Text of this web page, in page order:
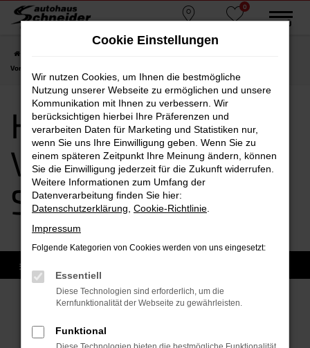
Zum
0
MENÜ
Vorführwagen Straubing
Hyundai TUCSON
Vorführwagen
Straubing
Fehler: Network Error
Cookie Einstellungen
Wir nutzen Cookies, um Ihnen die bestmögliche
Nutzung unserer Webseite zu ermöglichen und unsere
Kommunikation mit Ihnen zu verbessern. Wir
berücksichtigen hierbei Ihre Präferenzen und
verarbeiten Daten für Marketing und Statistiken nur,
wenn Sie uns Ihre Einwilligung geben. Wenn Sie zu
einem späteren Zeitpunkt Ihre Meinung ändern, können
Sie die Einwilligung jederzeit für die Zukunft widerrufen.
Weitere Informationen zum Umfang der
Datenverarbeitung finden Sie hier:
Datenschutzerklärung Cookie-Richtlinie
Impressum
Folgende Kategorien von Cookies werden von uns eingesetzt:
Essentiell
Diese Technologien sind erforderlich, um die
Kernfunktionalität der Webseite zu gewährleisten.
Funktional